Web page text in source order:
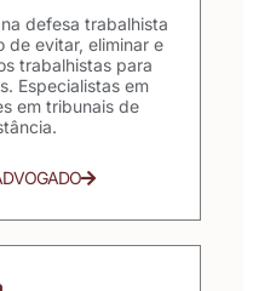
defesa trabalhista
de evitar, eliminar e
trabalhistas para
Especialistas em
em tribunais de